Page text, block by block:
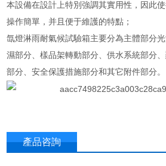
本設備在設計上特別強調其實用性，因此
操作簡單，并且便于維護的特點；
氙燈淋雨耐氣候試驗箱主要分為主體部分
濕部分、樣品架轉動部分、供水系統部分
部分、安全保護措施部分和其它附件部分。
產品咨詢